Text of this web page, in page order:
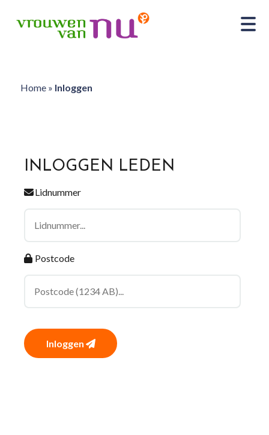
Home» Inloggen
INLOGGEN LEDEN
Lidnummer
Postcode
Inloggen